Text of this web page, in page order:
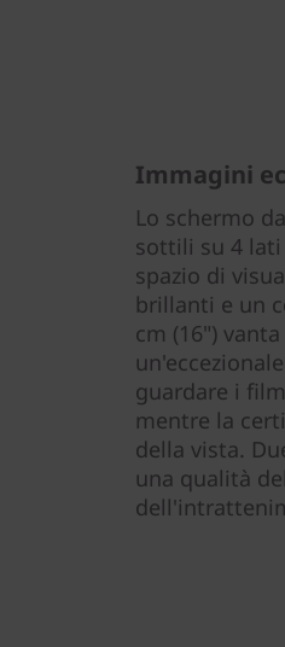
Immagini
Lo schermo
sottili su 4 lati
spazio di
brillanti e un
cm (16")
guardare i
mentre la
della vista.
una qualità